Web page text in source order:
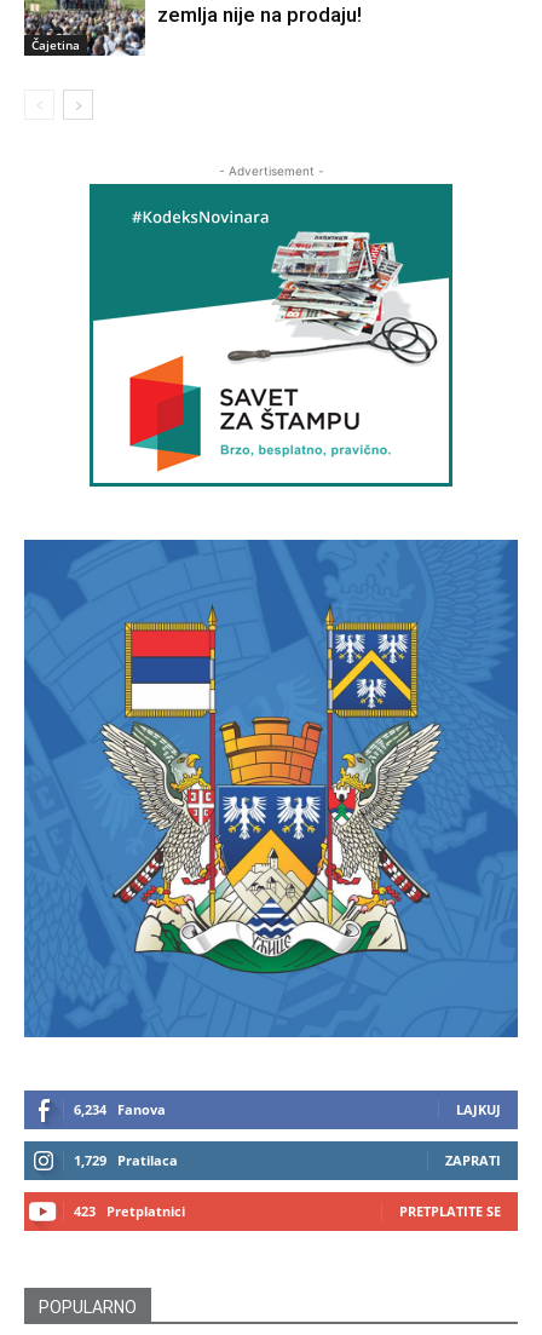
Čajetina
zemlja nije na prodaju!
- Advertisement -
6,234 Fanova LAJKUJ
1,729 Pratilaca ZAPRATI
423 Pretplatnici PRETPLATITE SE
POPULARNO